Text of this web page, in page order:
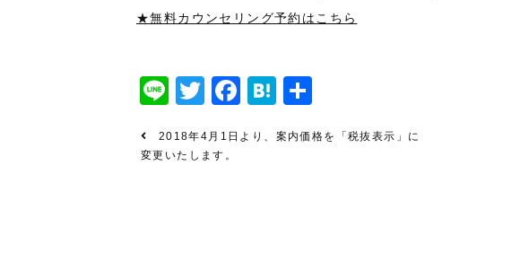
★無料カウンセリング予約はこちら
LineTwitter
Facebook
Hatena
2018年4月1日より、案内価格を「税抜表示」に
変更いたします。